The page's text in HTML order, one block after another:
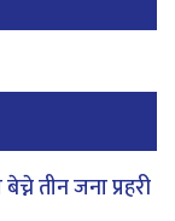
तीन जना प्रहरी